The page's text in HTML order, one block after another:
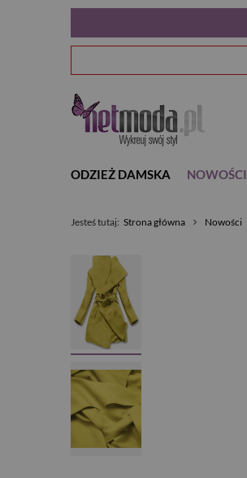
ODZIEŻ DAMSKA NOWOŚCI
Jesteś tutaj: Strona główna Nowości